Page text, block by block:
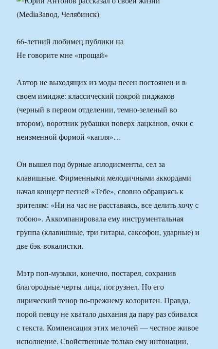
66-летний любимец публики на
Не говорите мне «прощай»
Автор не выходящих из моды песен постоянен и в
своем имидже: классический покрой пиджаков
(черный в первом отделении, темно-зеленый во
втором), воротник рубашки поверх лацканов, очки с
неизменной формой «капля»…
Он вышел под бурные аплодисменты, сел за
клавишные. Фирменными мелодичными аккордами
начал концерт песней «Тебе», словно обращаясь к
зрителям: «Ни на час не расставаясь, все делить хочу с
тобою». Аккомпанировала ему инструментальная
группа (клавишные, три гитары, саксофон, ударные) и
две бэк-вокалистки.
Мэтр поп-музыки, конечно, постарел, сохранив
благородные черты лица, погрузнел. Но его
лирический тенор по-прежнему колоритен. Правда,
порой певцу не хватало дыхания да пару раз сбивался
с текста. Компенсация этих мелочей — честное живое
исполнение. Свойственные только ему интонации,